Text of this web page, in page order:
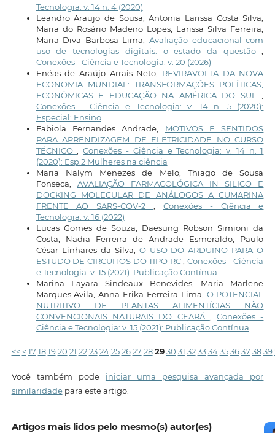
Tecnologia: v. 14 n. 4 (2020)
Leandro Araujo de Sousa, Antonia Larissa Costa Silva,
Maria do Rosário Madeiro Lopes, Larissa Silva Ferreira,
Maria Diva Barbosa Lima,Avaliação educacional com
uso de tecnologias digitais: o estado da questão,
Conexões - Ciência e Tecnologia: v. 20 (2026)
Enéas de Araújo Arrais Neto, REVIRAVOLTA DA NOVA
ECONOMIA MUNDIAL: TRANSFORMAÇÕES POLÍTICAS,
ECONÔMICAS E EDUCAÇÃO NA AMÉRICA DO SUL,
Conexões - Ciência e Tecnologia: v. 14 n. 5 (2020):
Especial: Ensino
Fabiola Fernandes Andrade, MOTIVOS E SENTIDOS
PARA APRENDIZAGEM DE ELETRICIDADE NO CURSO
TÉCNICO,Conexões - Ciência e Tecnologia: v. 14 n. 1
(2020): Esp.2 Mulheres na ciência
Maria Nalym Menezes de Melo, Thiago de Sousa
Fonseca, AVALIAÇÃO FARMACOLÓGICA IN SILICO E
DOCKING MOLECULAR DE ANÁLOGOS A CUMARINA
FRENTE AO SARS-COV-2, Conexões - Ciência e
Tecnologia: v. 16 (2022)
Lucas Gomes de Souza, Daesung Robson Simioni da
Costa, Nadia Ferreira de Andrade Esmeraldo, Paulo
César Linhares da Silva, O USO DO ARDUINO PARA O
ESTUDO DE CIRCUITOS DO TIPO RC,Conexões - Ciência
e Tecnologia: v. 15 (2021): Publicação Contínua
Marina Layara Sindeaux Benevides, Maria Marlene
Marques Avila, Anna Erika Ferreira Lima, O POTENCIAL
NUTRITIVO DE PLANTAS ALIMENTÍCIAS NÃO
CONVENCIONAIS NATURAIS DO CEARÁ ,Conexões -
Ciência e Tecnologia: v. 15 (2021): Publicação Contínua
<< < 17 18 19 20 21 22 23 24 25 26 27 28 29 30 31 32 33 34 35 36 37 38 39
Você também pode iniciar uma pesquisa avançada por
similaridadepara este artigo.
Artigos mais lidos pelo mesmo(s) autor(es)